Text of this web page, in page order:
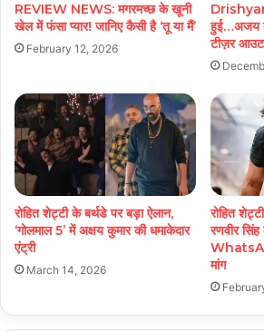
REVIEW NEWS: मगरमच्छ के खूनी
खेल में फंसा प्यार! जानिए कैसी है ‘तू या मैं’
February 12, 2026
हुई…अजय
टीज़र आउट,
रोहित शेट्टी के बर्थडे पर बड़ा ऐलान,
‘गोलमाल 5’ में अक्षय कुमार की धमाकेदार
एंट्री
March 14, 2026
रोहित
रणवीर सिंह
मांग